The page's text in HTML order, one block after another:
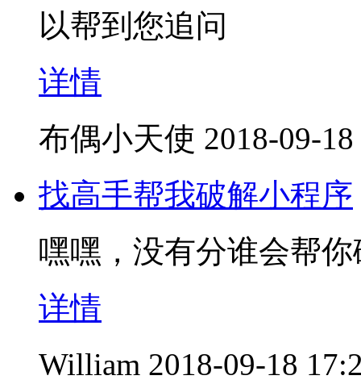
以帮到您追问
详情
布偶小天使 2018-09-
找高手帮我破解小程序
嘿嘿，没有分谁会帮
详情
William 2018-09-18